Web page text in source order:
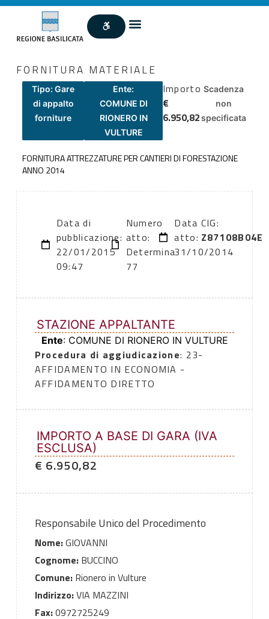
FORNITURA MATERIALE
Tipo: Gare
di appalto
forniture
Ente:
COMUNE DI
RIONERO IN
VULTURE
Importo
€
6.950,82
Scadenza
non
specificata
FORNITURA ATTREZZATURE PER CANTIERI DI FORESTAZIONE
ANNO 2014
Data di
pubblicazione:
22/01/2015
09:47
Numero
atto:
Determina
77
Data
atto:
31/10/2014
CIG:
Z87108B04E
STAZIONE APPALTANTE
Ente: COMUNE DI RIONERO IN VULTURE
Procedura di aggiudicazione: 23-
AFFIDAMENTO IN ECONOMIA -
AFFIDAMENTO DIRETTO
IMPORTO A BASE DI GARA (IVA
ESCLUSA)
€ 6.950,82
Responsabile Unico del Procedimento
Nome:GIOVANNI
Cognome:BUCCINO
Comune:Rionero in Vulture
Indirizzo:VIA MAZZINI
Fax:0972725249